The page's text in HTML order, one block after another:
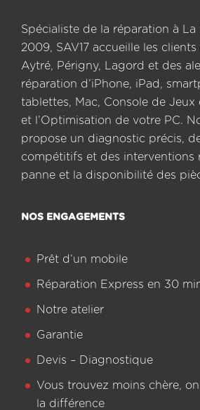
Spécialiste de la réparation à La
2009, SAV17 accueille les
Aytré, Périgny, Lagord et des
réparation d’iPhone, iPad,
tablettes, Mac, Console de
et l’Optimisation de votre PC.
propose un diagnostic précis,
compétitifs et des interventions
panne et la disponibilité des
NOS ENGAGEMENTS
Prêt d’un mobile
Réparation Express en 30
Notre atelier
Garantie
Devis – Diagnostique
Vous trouvez moins chère,
la différence